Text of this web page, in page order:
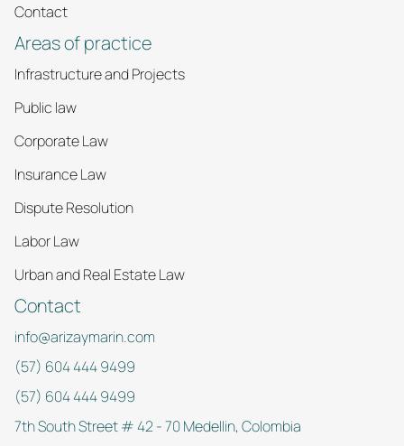
Contact
Areas of practice
Infrastructure and Projects
Public law
Corporate Law
Insurance Law
Dispute Resolution
Labor Law
Urban and Real Estate Law
Contact
info@arizaymarin.com
(57) 604 444 9499
(57) 604 444 9499
7th South Street # 42 - 70 Medellin, Colombia